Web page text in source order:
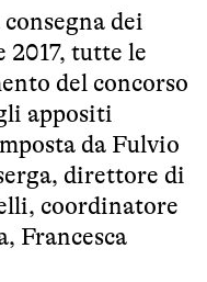
dei
2017, tutte le
del concorso
appositi
da Fulvio
direttore di
coordinatore
Francesca